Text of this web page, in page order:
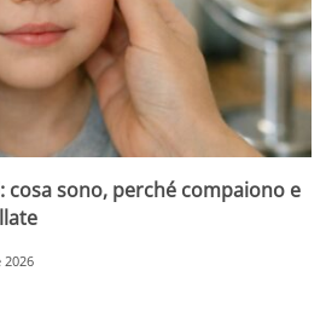
cosa sono, perché compaiono e
2026